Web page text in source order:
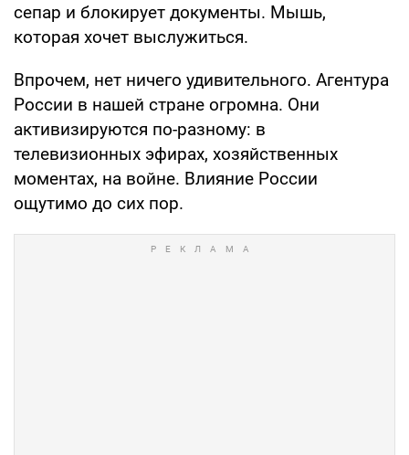
сепар и блокирует документы. Мышь,
которая хочет выслужиться.
Впрочем, нет ничего удивительного. Агентура
России в нашей стране огромна. Они
активизируются по-разному: в
телевизионных эфирах, хозяйственных
моментах, на войне. Влияние России
ощутимо до сих пор.